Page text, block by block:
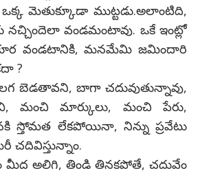
ముట్టడు.అలాంటిది,
వండమంటావు. ఒకే ఇంట్లో
వండటానికి, మనమేమి జమిందారి
?
బాగా చదువుతున్నావు,
మంచి మార్కులు, మంచి పేరు,
స్తోమత లేకపోయినా, నిన్ను ప్రవేటు
చదివిస్తున్నాం.
అలిగి, తిండి తినకపోతే, చదువేం